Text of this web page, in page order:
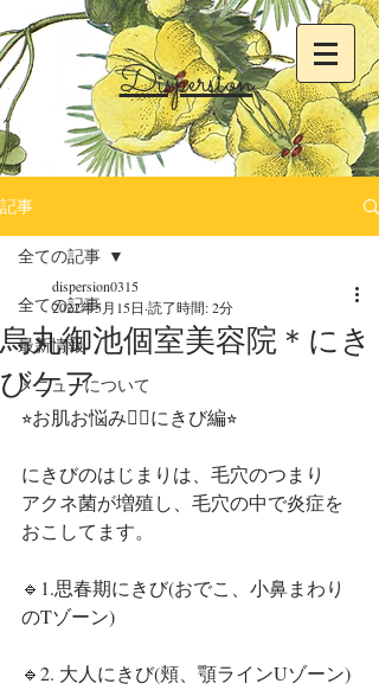
Dispersion
記事
全ての記事
最新情報
メニューについて
全ての記事
烏丸御池個室美容院＊にき
びケア
dispersion0315
2022年5月15日 読了時間: 2分
⭐︎お肌お悩み👩‍⚕️にきび編⭐︎
にきびのはじまりは、毛穴のつまり
アクネ菌が増殖し、毛穴の中で炎症を
おこしてます。
🔹1.思春期にきび(おでこ、小鼻まわり
のTゾーン)
🔹2. 大人にきび(頬、顎ラインUゾーン)